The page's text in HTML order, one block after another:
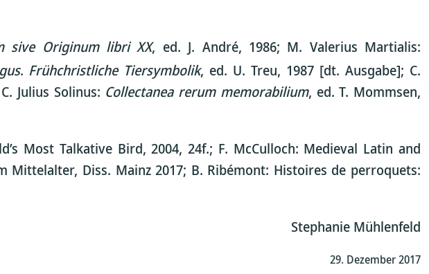
sive Originum libri XX, ed. J. André, 1986; M. Valerius Martialis:
. Frühchristliche Tiersymbolik, ed. U. Treu, 1987 [dt. Ausgabe]; C.
Julius Solinus: Collectanea rerum memorabilium, ed. T. Mommsen,
Most Talkative Bird, 2004, 24f.; F. McCulloch: Medieval Latin and
Mittelalter, Diss. Mainz 2017; B. Ribémont: Histoires de perroquets:
Stephanie Mühlenfeld
29. Dezember 2017